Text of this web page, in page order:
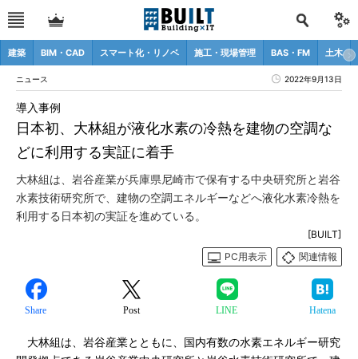
建築 BIM・CAD スマート化・リノベ 施工・現場管理 BAS・FM 土木
ニュース 2022年9月13日
日本初、大林組が液化水素の冷熱を建物の空調な
どに利用する実証に着手
導入事例
大林組は、岩谷産業が兵庫県尼崎市で保有する中央研究所と岩谷
水素技術研究所で、建物の空調エネルギーなどへ液化水素冷熱を
利用する日本初の実証を進めている。
[BUILT]
PC用表示
関連情報
Share Post LINE Hatena
大林組は、岩谷産業とともに、国内有数の水素エネルギー研究